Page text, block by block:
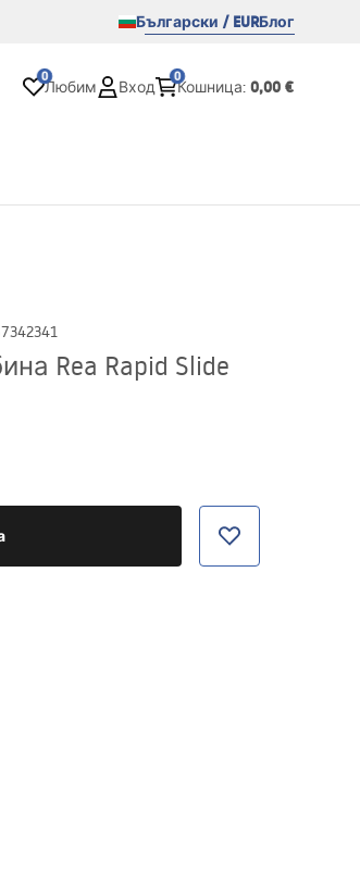
Български / EURБлог
0
Любим Вход
0
Кошница: 0,00 €
Rea Rapid Slide